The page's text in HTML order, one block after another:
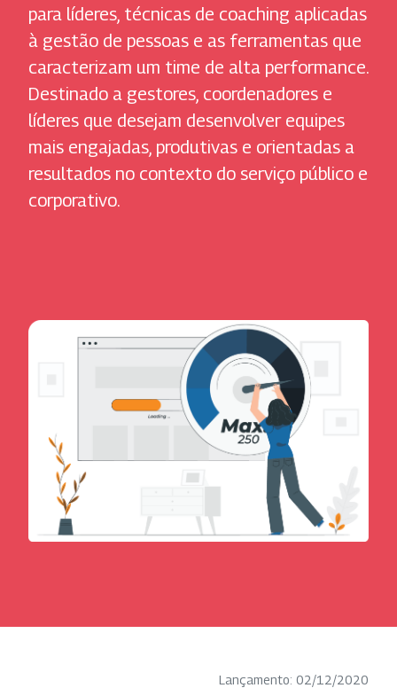
para líderes, técnicas de coaching aplicadas
à gestão de pessoas e as ferramentas que
caracterizam um time de alta performance.
Destinado a gestores, coordenadores e
líderes que desejam desenvolver equipes
mais engajadas, produtivas e orientadas a
resultados no contexto do serviço público e
corporativo.
Lançamento: 02/12/2020